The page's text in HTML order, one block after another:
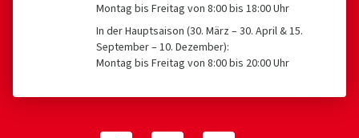
Montag bis Freitag von 8:00 bis 18:00 Uhr
In der Hauptsaison (30. März – 30. April & 15.
September – 10. Dezember):
Montag bis Freitag von 8:00 bis 20:00 Uhr